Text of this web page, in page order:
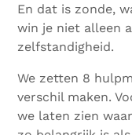
En dat is zonde,
win je niet alleen
zelfstandigheid.
We zetten 8
verschil maken.
we laten zien